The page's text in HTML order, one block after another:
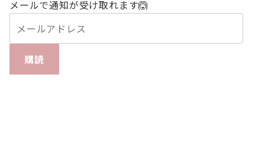
メールで通知が受け取れます🙆
購読